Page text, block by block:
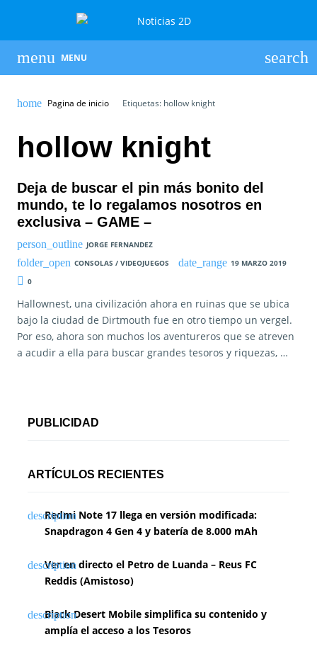
MENU
Pagina de inicio Etiquetas: hollow knight
hollow knight
Deja de buscar el pin más bonito del
mundo, te lo regalamos nosotros en
exclusiva – GAME –
JORGE FERNANDEZ
CONSOLAS / VIDEOJUEGOS
19 MARZO 2019
0
Hallownest, una civilización ahora en ruinas que se ubica
bajo la ciudad de Dirtmouth fue en otro tiempo un vergel.
Por eso, ahora son muchos los aventureros que se atreven
a acudir a ella para buscar grandes tesoros y riquezas, …
PUBLICIDAD
ARTÍCULOS RECIENTES
Redmi Note 17 llega en versión modificada:
Snapdragon 4 Gen 4 y batería de 8.000 mAh
Ver en directo el Petro de Luanda – Reus FC
Reddis (Amistoso)
Black Desert Mobile simplifica su contenido y
amplía el acceso a los Tesoros